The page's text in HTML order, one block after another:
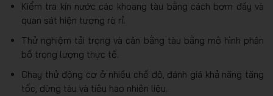
Kiểm tra kín nước các khoang tàu bằng cách bơm đầy và
quan sát hiện tượng rò rỉ.
Thử nghiệm tải trọng và cân bằng tàu bằng mô hình phân
bố trọng lượng thực tế.
Chạy thử động cơ ở nhiều chế độ, đánh giá khả năng tăng
tốc, dừng tàu và tiêu hao nhiên liệu.